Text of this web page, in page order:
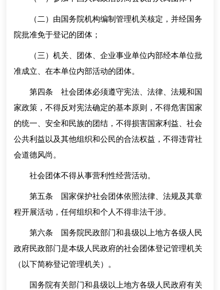
（二）由国务院机构编制管理机关核定，并经国务
院批准免于登记的团体；
（三）机关、团体、企业事业单位内部经本单位批
准成立、在本单位内部活动的团体。
第四条 社会团体必须遵守宪法、法律、法规和国
家政策，不得反对宪法确定的基本原则，不得危害国家
的统一、安全和民族的团结，不得损害国家利益、社会
公共利益以及其他组织和公民的合法权益，不得违背社
会道德风尚。
社会团体不得从事营利性经营活动。
第五条 国家保护社会团体依照法律、法规及其章
程开展活动，任何组织和个人不得非法干涉。
第六条 国务院民政部门和县级以上地方各级人民
政府民政部门是本级人民政府的社会团体登记管理机关
（以下简称登记管理机关）。
国务院有关部门和县级以上地方各级人民政府有关